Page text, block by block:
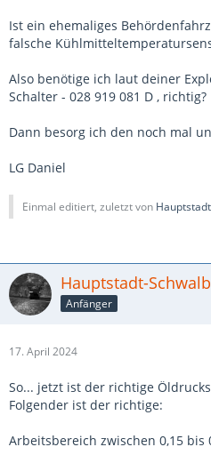
Ist ein ehemaliges
falsche
Also benötige ich laut deiner
Schalter - 028 919 081 D , richtig?
Dann besorg ich den noch mal
LG Daniel
Einmal editiert, zuletzt von
Hauptstadt-
Anfänger
17. April 2024
So... jetzt ist der richtige
Folgender ist der richtige:
Arbeitsbereich zwischen 0,15 bis